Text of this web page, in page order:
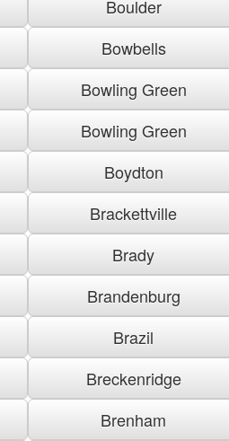
Boulder
Bowbells
Bowling Green
Bowling Green
Boydton
Brackettville
Brady
Brandenburg
Brazil
Breckenridge
Brenham